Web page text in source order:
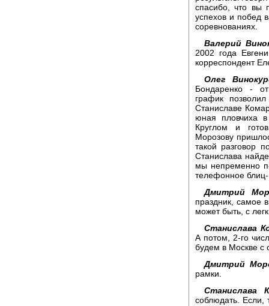
спасибо, что вы
успехов и побед
соревнованиях.
Валерий
2002 года
корреспондент
Олег
Бондаренко -
график
Станиславе
юная пловчиха
Круглом и
Морозову
такой разговор
Станислава
мы непременно
телефонное
Дмитрий
праздник, самое
может быть, с
Станислава
А потом, 2-го
будем в Москве с
Дмитрий
рамки.
Станислава
соблюдать. Если,